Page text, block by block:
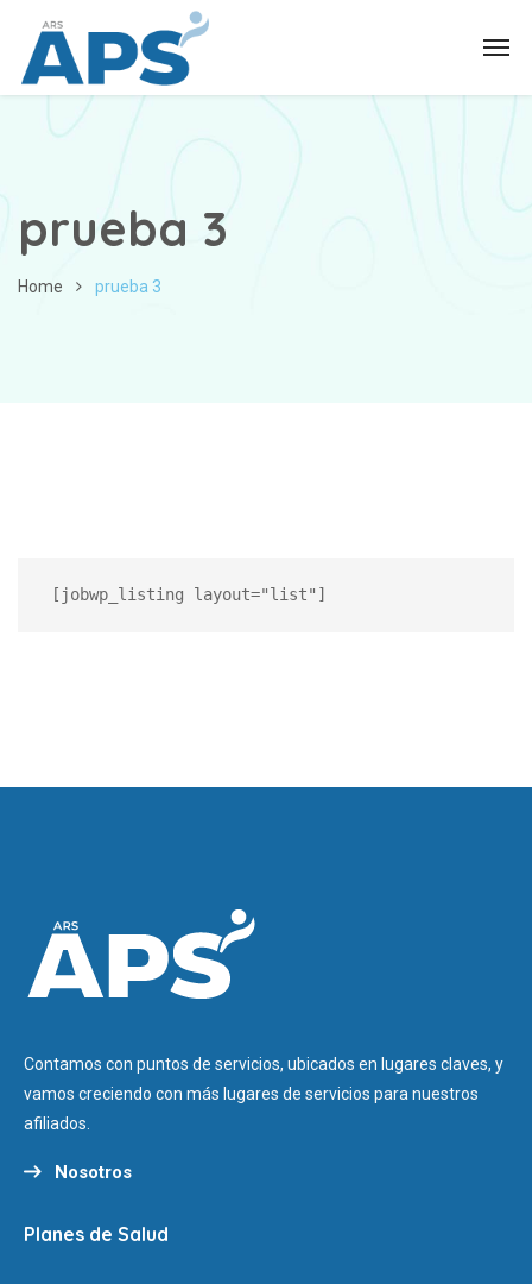
prueba 3
Home prueba 3
[jobwp_listing layout="list"]
Contamos con puntos de servicios, ubicados en lugares claves, y
vamos creciendo con más lugares de servicios para nuestros
afiliados.
Nosotros
Planes de Salud